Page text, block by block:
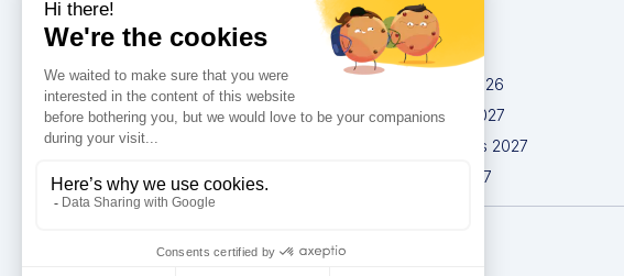
Congresos
IMCAS China 2026
IMCAS World 2027
IMCAS Americas 2027
IMCAS Asia 2027